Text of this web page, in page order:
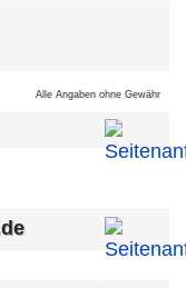
Alle Angaben ohne Gewähr